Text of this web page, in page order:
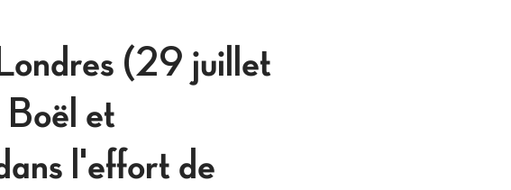
(29 juillet
et
l'effort de